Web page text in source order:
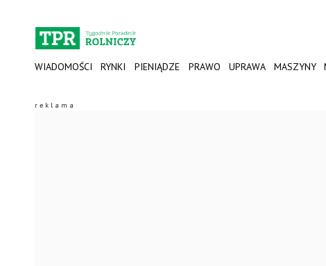
WIADOMOŚCI RYNKI PIENIĄDZE PRAWO UPRAWA MASZYNY